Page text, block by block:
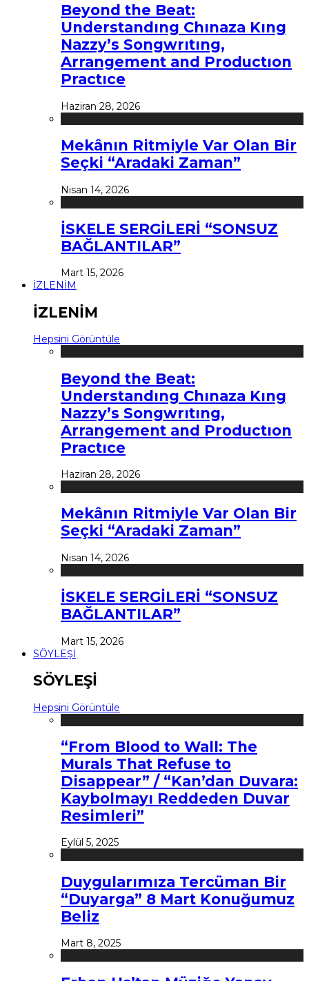
Beyond the Beat:
Understandıng Chınaza Kıng
Nazzy’s Songwrıtıng,
Arrangement and Productıon
Practıce
Haziran 28, 2026
Mekânın Ritmiyle Var Olan Bir
Seçki “Aradaki Zaman”
Nisan 14, 2026
İSKELE SERGİLERİ “SONSUZ
BAĞLANTILAR”
Mart 15, 2026
İZLENİM
İZLENİM
Hepsini Görüntüle
Beyond the Beat:
Understandıng Chınaza Kıng
Nazzy’s Songwrıtıng,
Arrangement and Productıon
Practıce
Haziran 28, 2026
Mekânın Ritmiyle Var Olan Bir
Seçki “Aradaki Zaman”
Nisan 14, 2026
İSKELE SERGİLERİ “SONSUZ
BAĞLANTILAR”
Mart 15, 2026
SÖYLEŞİ
SÖYLEŞİ
Hepsini Görüntüle
“From Blood to Wall: The
Murals That Refuse to
Disappear” / “Kan’dan Duvara:
Kaybolmayı Reddeden Duvar
Resimleri”
Eylül 5, 2025
Duygularımıza Tercüman Bir
“Duyarga” 8 Mart Konuğumuz
Beliz
Mart 8, 2025